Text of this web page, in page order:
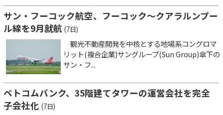
サン・フーコック航空、フーコック～クアラルンプー
ル線を9月就航 (7日)
観光不動産開発を中核とする地場系コングロマ
リット(複合企業)サングループ(Sun Group)傘下の
サン・フ...
ベトコムバンク、35階建てタワーの運営会社を完全
子会社化 (7日)